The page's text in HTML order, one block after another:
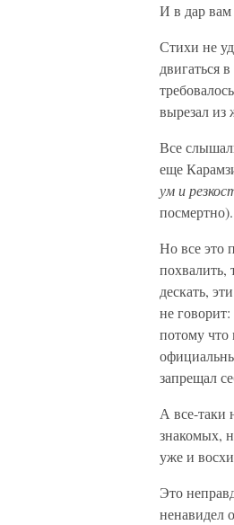
И в дар вам
Стихи не
двигаться
вырезал из
Все
еще
ум и
Но все это
похвалить,
дескать,
не
потому что
запрещал
А все-таки
знакомых,
уже и
Это
ненавидел